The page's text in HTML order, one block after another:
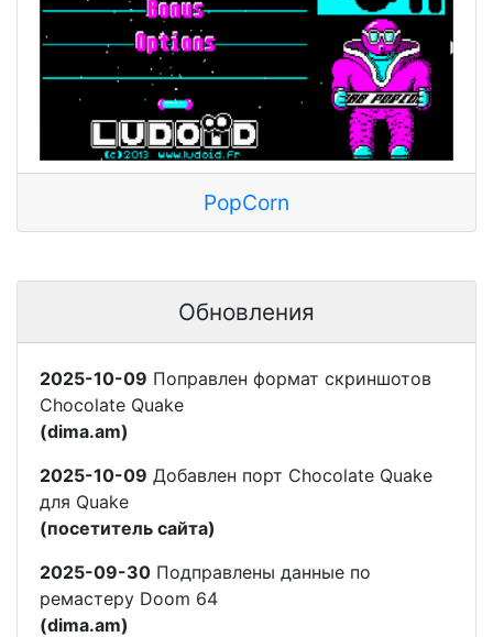
PopCorn
Обновления
2025-10-09 Поправлен формат скриншотов
Chocolate Quake
(dima.am)
2025-10-09 Добавлен порт Chocolate Quake
для Quake
(посетитель сайта)
2025-09-30 Подправлены данные по
ремастеру Doom 64
(dima.am)